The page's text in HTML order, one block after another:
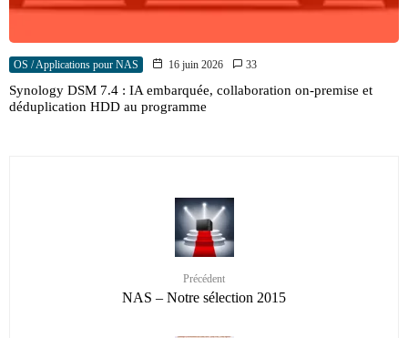
OS / Applications pour NAS 16 juin 2026 33
Synology DSM 7.4 : IA embarquée, collaboration on-premise et
déduplication HDD au programme
Précédent
NAS – Notre sélection 2015